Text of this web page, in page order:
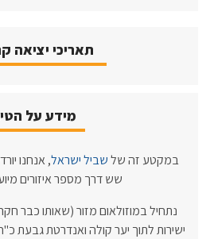
תאריכי יציאה
מידע על
במקטע זה שלשביל ישראל, אנחנו
שש דרך מספר איזורים
נתחיל במוזולאום מזור (שאותו כבר
ישירות לתוך יער קולה ואנדרטת גבעת